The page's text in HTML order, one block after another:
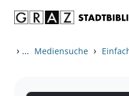
› ... Mediensuche ›